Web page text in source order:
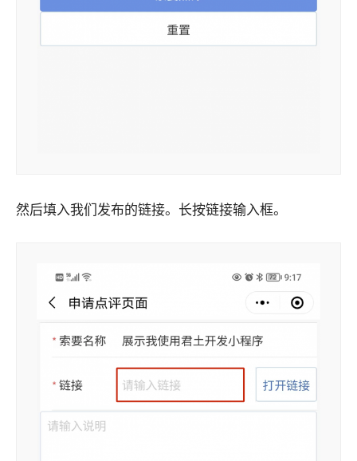
然后填入我们发布的链接。长按链接输入框。